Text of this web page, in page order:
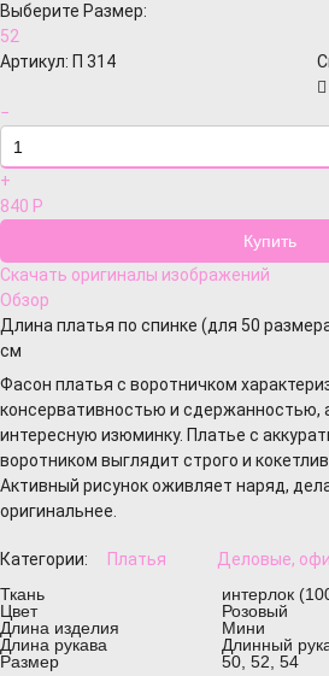
Выберите Размер:
52
Артикул: П 314
−
+
840 Р
Скачать оригиналы изображений
Обзор
Длина платья по спинке (для 50
см
Фасон платья с воротничком
консервативностью и сдержанностью,
интересную изюминку. Платье с
воротником выглядит строго и
Активный рисунок оживляет наряд,
оригинальнее.
Категории: Платья
Деловые,
Ткань
интерлок
Цвет
Розовый
Длина изделия
Мини
Длина рукава
Длинный
Размер
50, 52, 54